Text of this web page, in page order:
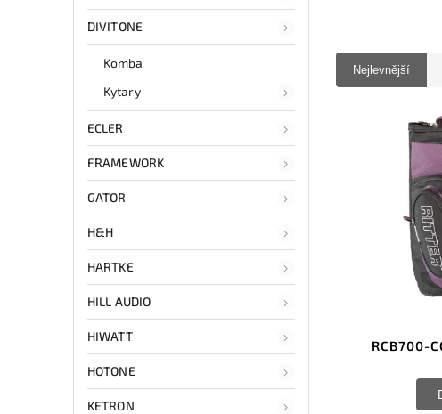
DIVITONE
Komba
Kytary
ECLER
FRAMEWORK
GATOR
H&H
HARTKE
HILL AUDIO
HIWATT
HOTONE
KETRON
Nejlevnější
RCB700-